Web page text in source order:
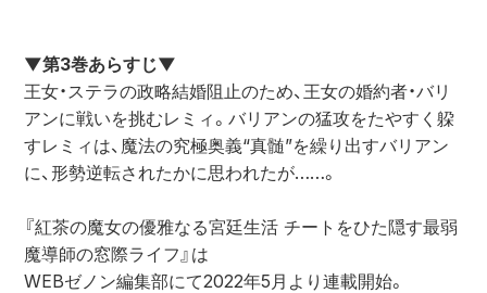
▼第3巻あらすじ▼
王女・ステラの政略結婚阻止のため、王女の婚約者・バリ
アンに戦いを挑むレミィ。バリアンの猛攻をたやすく躱
すレミィは、魔法の究極奥義“真髄”を繰り出すバリアン
に、形勢逆転されたかに思われたが……。
『紅茶の魔女の優雅なる宮廷生活 チートをひた隠す最弱
魔導師の窓際ライフ』は
WEBゼノン編集部にて2022年5月より連載開始。